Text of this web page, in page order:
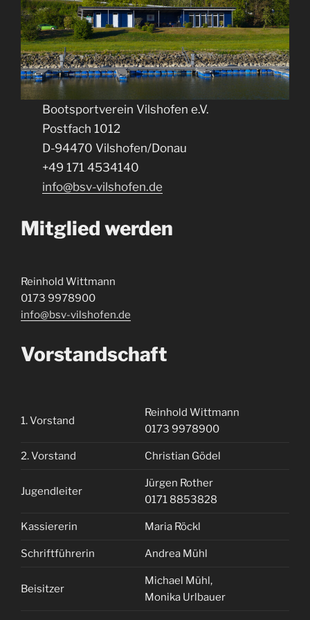
Bootsportverein Vilshofen e.V.
Postfach 1012
D-94470 Vilshofen/Donau
+49 171 4534140
info@bsv-vilshofen.de
Mitglied werden
Reinhold Wittmann
0173 9978900
info@bsv-vilshofen.de
Vorstandschaft
1. Vorstand
Reinhold Wittmann
0173 9978900
2. Vorstand Christian Gödel
Jugendleiter
Jürgen Rother
0171 8853828
Kassiererin Maria Röckl
Schriftführerin Andrea Mühl
Beisitzer
Michael Mühl,
Monika Urlbauer